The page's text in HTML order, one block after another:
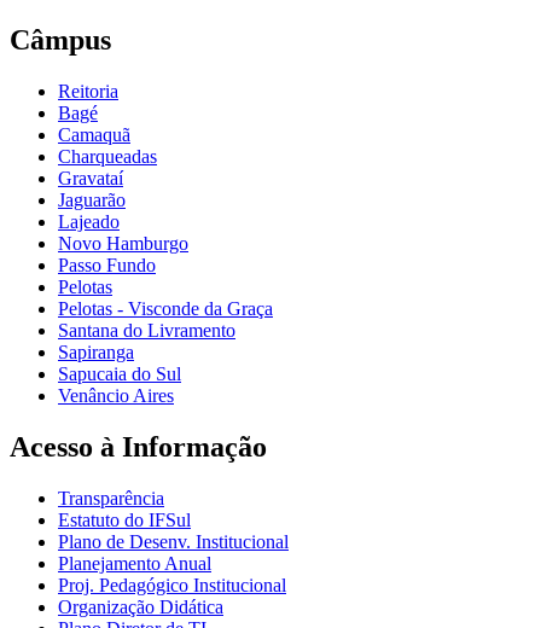
Câmpus
Reitoria
Bagé
Camaquã
Charqueadas
Gravataí
Jaguarão
Lajeado
Novo Hamburgo
Passo Fundo
Pelotas
Pelotas - Visconde da Graça
Santana do Livramento
Sapiranga
Sapucaia do Sul
Venâncio Aires
Acesso à Informação
Transparência
Estatuto do IFSul
Plano de Desenv. Institucional
Planejamento Anual
Proj. Pedagógico Institucional
Organização Didática